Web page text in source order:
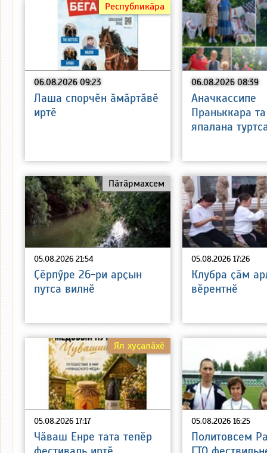
06.08.2026 09:23
Республикӑра
Лаша спорчӗн ӑмӑртӑвӗ
иртӗ
06.08.2026 08:39
Аначкассипе
Праньккара
япалана
05.08.2026 21:54
Пӑтӑрмахсем
Ҫӗрпӳре 26-ри арҫын
путса вилнӗ
05.08.2026 17:26
Клубра ҫӑм
вӗрентнӗ
05.08.2026 17:17
Ял хуҫалӑхӗ
Чӑваш Енре тата тепӗр
05.08.2026 16:25
Политовсем